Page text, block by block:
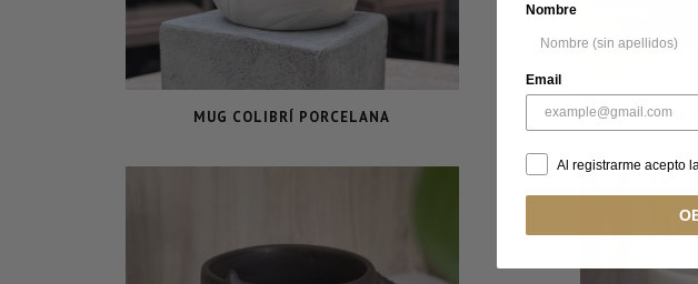
MUG COLIBRÍ PORCELANA
Nombre
Email
Al registrarme acepto